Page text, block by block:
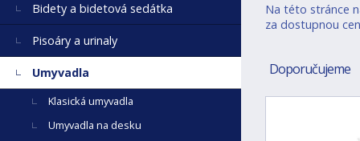
Na této stránce
za dostupnou
Doporučujeme
Bidety a bidetová sedátka
Pisoáry a urinaly
Umyvadla
Klasická umyvadla
Umyvadla na desku